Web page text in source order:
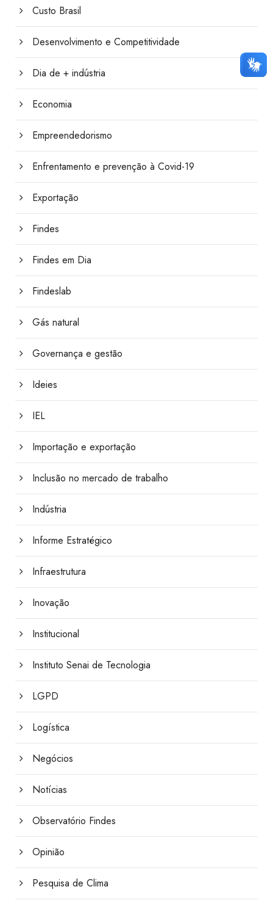
Custo Brasil
Desenvolvimento e Competitividade
Dia de + indústria
Economia
Empreendedorismo
Enfrentamento e prevenção à Covid-19
Exportação
Findes
Findes em Dia
Findeslab
Gás natural
Governança e gestão
Ideies
IEL
Importação e exportação
Inclusão no mercado de trabalho
Indústria
Informe Estratégico
Infraestrutura
Inovação
Institucional
Instituto Senai de Tecnologia
LGPD
Logística
Negócios
Notícias
Observatório Findes
Opinião
Pesquisa de Clima